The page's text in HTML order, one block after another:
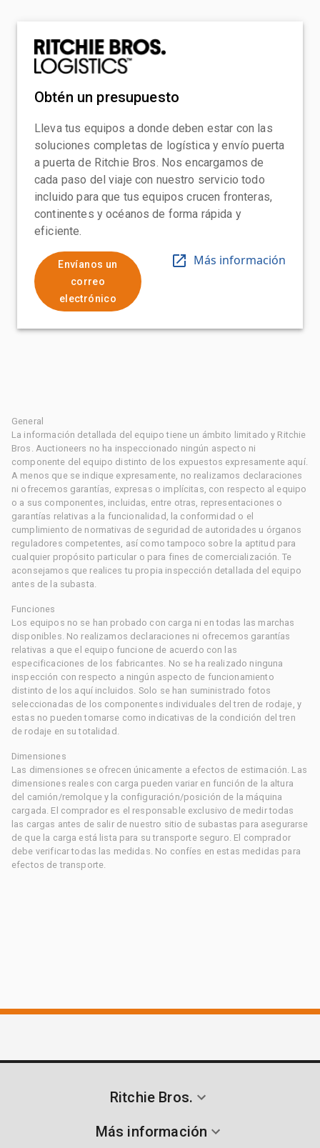
Obtén un presupuesto
Lleva tus equipos a donde deben estar con las
soluciones completas de logística y envío puerta
a puerta de Ritchie Bros. Nos encargamos de
cada paso del viaje con nuestro servicio todo
incluido para que tus equipos crucen fronteras,
continentes y océanos de forma rápida y
eficiente.
Envíanos un
correo
electrónico
Más información
General
La información detallada del equipo tiene un ámbito limitado y Ritchie
Bros. Auctioneers no ha inspeccionado ningún aspecto ni
componente del equipo distinto de los expuestos expresamente aquí.
A menos que se indique expresamente, no realizamos declaraciones
ni ofrecemos garantías, expresas o implícitas, con respecto al equipo
o a sus componentes, incluidas, entre otras, representaciones o
garantías relativas a la funcionalidad, la conformidad o el
cumplimiento de normativas de seguridad de autoridades u órganos
reguladores competentes, así como tampoco sobre la aptitud para
cualquier propósito particular o para fines de comercialización. Te
aconsejamos que realices tu propia inspección detallada del equipo
antes de la subasta.
Funciones
Los equipos no se han probado con carga ni en todas las marchas
disponibles. No realizamos declaraciones ni ofrecemos garantías
relativas a que el equipo funcione de acuerdo con las
especificaciones de los fabricantes. No se ha realizado ninguna
inspección con respecto a ningún aspecto de funcionamiento
distinto de los aquí incluidos. Solo se han suministrado fotos
seleccionadas de los componentes individuales del tren de rodaje, y
estas no pueden tomarse como indicativas de la condición del tren
de rodaje en su totalidad.
Dimensiones
Las dimensiones se ofrecen únicamente a efectos de estimación. Las
dimensiones reales con carga pueden variar en función de la altura
del camión/remolque y la configuración/posición de la máquina
cargada. El comprador es el responsable exclusivo de medir todas
las cargas antes de salir de nuestro sitio de subastas para asegurarse
de que la carga está lista para su transporte seguro. El comprador
debe verificar todas las medidas. No confíes en estas medidas para
efectos de transporte.
Ritchie Bros.
Más información